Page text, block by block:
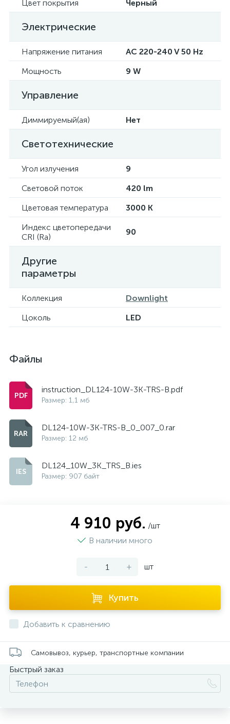
Цвет покрытия Черный
Электрические
Напряжение питания
AC 220-240 V 50 Hz
Мощность
9 W
Управление
Диммируемый(ая) Нет
Светотехнические
Угол излучения
9
Световой поток
420 lm
Цветовая температура
3000 K
Индекс цветопередачи
CRI (Ra)
90
Другие
параметры
Коллекция
Downlight
Цоколь
LED
Файлы
instruction_DL124-10W-3K-TRS-B.pdf
Размер: 1,1 мб
DL124-10W-3K-TRS-B_0_007_0.rar
Размер: 12 мб
DL124_10W_3K_TRS_B.ies
Размер: 907 байт
4 910 руб. /шт
В наличии много
- + шт
Купить
Добавить к сравнению
Самовывоз, курьер, транспортные компании
Быстрый заказ